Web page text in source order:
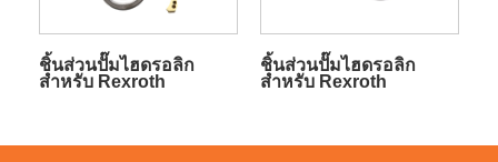
ชิ้นส่วนปั๊มไฮดรอลิก
สำหรับ Rexroth
ชิ้นส่วนปั๊มไฮดรอลิก
สำหรับ Rexroth